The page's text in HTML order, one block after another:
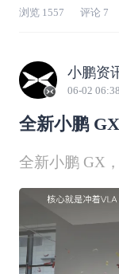
浏览 1557 评论 7
小鹏资
06-02 06:38
全新小鹏
全新小鹏 GX